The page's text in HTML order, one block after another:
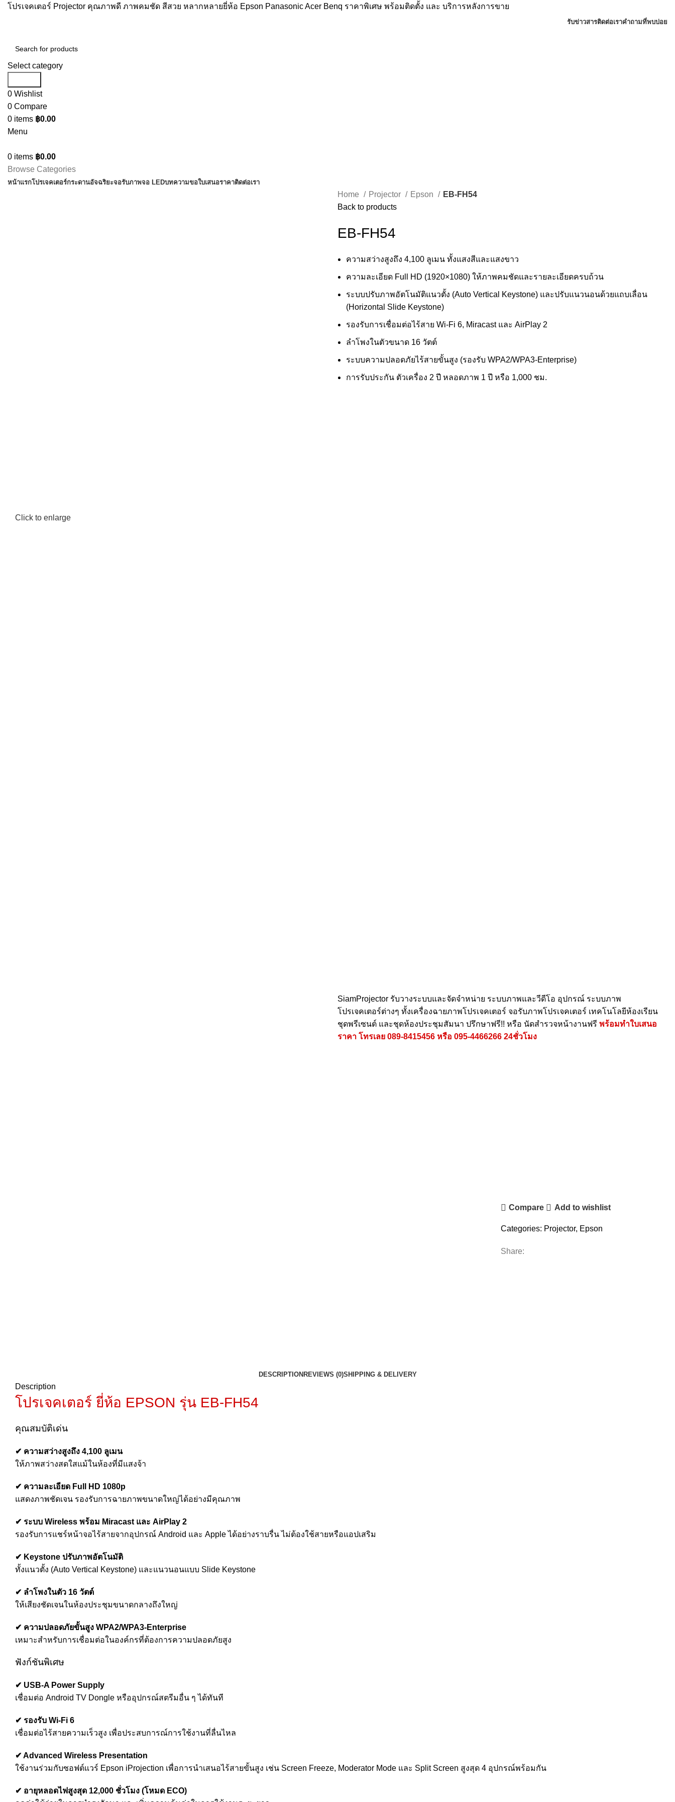
โปรเจคเตอร์ Projector คุณภาพดี ภาพคมชัด สีสวย หลากหลายยี่ห้อ Epson Panasonic Acer Benq ราคาพิเศษ พร้อมติดตั้ง และ บริการหลังการขาย
รับข่าวสารติดต่อเราคำถามที่พบบ่อย
Select category
0 Wishlist
0 Compare
0 items ฿0.00
Menu
0 items ฿0.00
Browse Categories
หน้าแรกโปรเจคเตอร์กระดานอัจฉริยะจอรับภาพจอ LEDบทความขอใบเสนอราคาติดต่อเรา
Click to enlarge
Home Projector Epson
EB-FH54
Back to products
EB-FH54
ความสว่างสูงถึง 4,100 ลูเมน ทั้งแสงสีและแสงขาว
ความละเอียด Full HD (1920×1080) ให้ภาพคมชัดและรายละเอียดครบถ้วน
ระบบปรับภาพอัตโนมัติแนวตั้ง (Auto Vertical Keystone) และปรับแนวนอนด้วยแถบเลื่อน
(Horizontal Slide Keystone)
รองรับการเชื่อมต่อไร้สาย Wi-Fi 6, Miracast และ AirPlay 2
ลำโพงในตัวขนาด 16 วัตต์
ระบบความปลอดภัยไร้สายขั้นสูง (รองรับ WPA2/WPA3-Enterprise)
การรับประกัน ตัวเครื่อง 2 ปี หลอดภาพ 1 ปี หรือ 1,000 ชม.
SiamProjector รับวางระบบและจัดจำหน่าย ระบบภาพและวีดีโอ อุปกรณ์ ระบบภาพ
โปรเจคเตอร์ต่างๆ ทั้งเครื่องฉายภาพโปรเจคเตอร์ จอรับภาพโปรเจคเตอร์ เทคโนโลยีห้องเรียน
ชุดพรีเซนต์ และชุดห้องประชุมสัมนา ปรึกษาฟรี!! หรือ นัดสำรวจหน้างานฟรี พร้อมทำใบเสนอ
ราคา โทรเลย 089-8415456 หรือ 095-4466266 24ชั่วโมง
Compare Add to wishlist
Categories: Projector, Epson
Share:
DESCRIPTIONREVIEWS (0)SHIPPING & DELIVERY
Description
โปรเจคเตอร์ ยี่ห้อ EPSON รุ่น EB-FH54
คุณสมบัติเด่น
✔ ความสว่างสูงถึง 4,100 ลูเมน
ให้ภาพสว่างสดใสแม้ในห้องที่มีแสงจ้า
✔ ความละเอียด Full HD 1080p
แสดงภาพชัดเจน รองรับการฉายภาพขนาดใหญ่ได้อย่างมีคุณภาพ
✔ ระบบ Wireless พร้อม Miracast และ AirPlay 2
รองรับการแชร์หน้าจอไร้สายจากอุปกรณ์ Android และ Apple ได้อย่างราบรื่น ไม่ต้องใช้สายหรือแอปเสริม
✔ Keystone ปรับภาพอัตโนมัติ
ทั้งแนวตั้ง (Auto Vertical Keystone) และแนวนอนแบบ Slide Keystone
✔ ลำโพงในตัว 16 วัตต์
ให้เสียงชัดเจนในห้องประชุมขนาดกลางถึงใหญ่
✔ ความปลอดภัยขั้นสูง WPA2/WPA3-Enterprise
เหมาะสำหรับการเชื่อมต่อในองค์กรที่ต้องการความปลอดภัยสูง
ฟังก์ชันพิเศษ
✔ USB-A Power Supply
เชื่อมต่อ Android TV Dongle หรืออุปกรณ์สตรีมอื่น ๆ ได้ทันที
✔ รองรับ Wi-Fi 6
เชื่อมต่อไร้สายความเร็วสูง เพื่อประสบการณ์การใช้งานที่ลื่นไหล
✔ Advanced Wireless Presentation
ใช้งานร่วมกับซอฟต์แวร์ Epson iProjection เพื่อการนำเสนอไร้สายขั้นสูง เช่น Screen Freeze, Moderator Mode และ Split Screen สูงสุด 4 อุปกรณ์พร้อมกัน
✔ อายุหลอดไฟสูงสุด 12,000 ชั่วโมง (โหมด ECO)